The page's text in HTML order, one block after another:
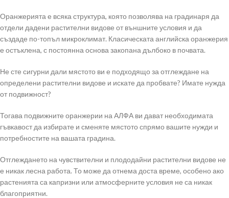
Оранжерията е всяка структура, която позволява на градинаря да
отдели дадени растителни видове от външните условия и да
създаде по-топъл микроклимат. Класическата английска оранжерия
е остъклена, с постоянна основа закопана дълбоко в почвата.
Не сте сигурни дали мястото ви е подходящо за отглеждане на
определени растителни видове и искате да пробвате? Имате нужда
от подвижност?
Тогава подвижните оранжерии на АЛФА ви дават необходимата
гъвкавост да избирате и сменяте мястото спрямо вашите нужди и
потребностите на вашата градина.
Отглеждането на чувствителни и плододайни растителни видове не
е никак лесна работа. То може да отнема доста време, особено ако
растенията са капризни или атмосферните условия не са никак
благоприятни.